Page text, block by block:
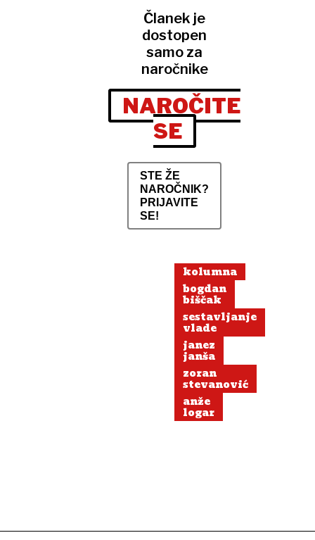
Članek je
dostopen
samo za
naročnike
NAROČITE
SE
STE ŽE
NAROČNIK?
PRIJAVITE
SE!
kolumna
bogdan
biščak
sestavljanje
vlade
janez
janša
zoran
stevanović
anže
logar